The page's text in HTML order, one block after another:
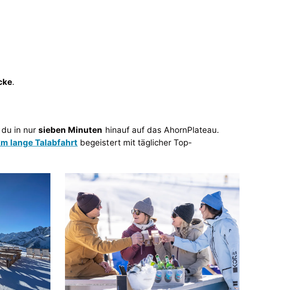
du in nursieben Minuten hinauf auf das AhornPlateau.
lange Talabfahrt begeistert mit täglicher Top-